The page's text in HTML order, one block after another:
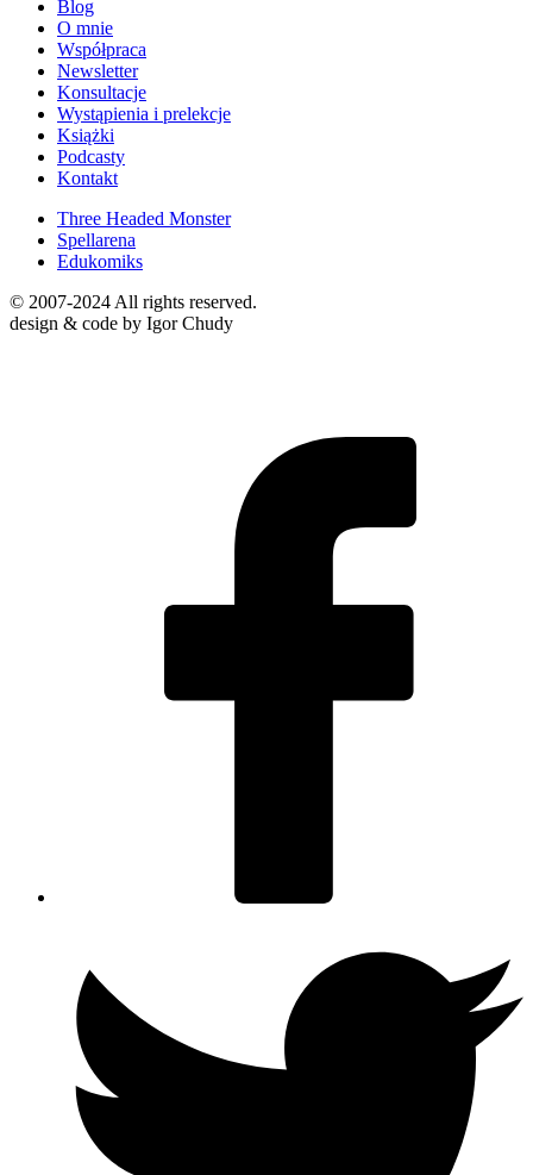
Blog
O mnie
Współpraca
Newsletter
Konsultacje
Wystąpienia i prelekcje
Książki
Podcasty
Kontakt
Three Headed Monster
Spellarena
Edukomiks
© 2007-2024 All rights reserved.
design & code by Igor Chudy